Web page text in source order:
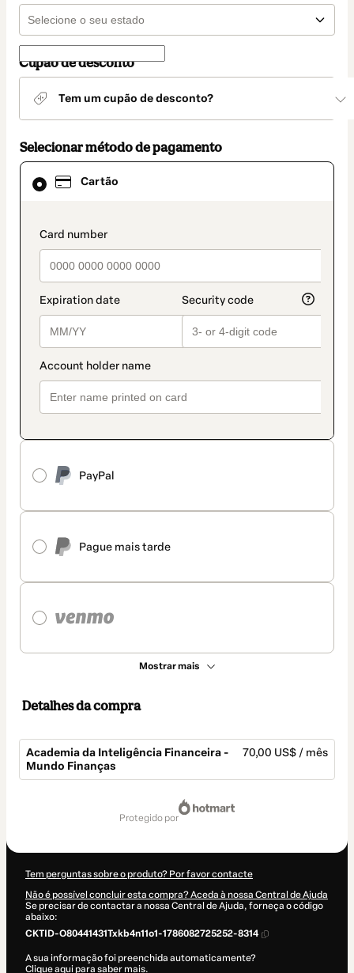
Cupão de desconto
Tem um cupão de desconto?
Selecionar método de pagamento
Cartão
payment_data.section_title_v2
PayPal
Pague mais tarde
Mostrar mais
Cartão
selecionado
Detalhes da compra
Academia da Inteligência Financeira -
Mundo Finanças
70,00 US$ / mês
protegido por
Tem perguntas sobre o produto? Por favor contacte
Não é possível concluir esta compra? Aceda à nossa Central de Ajuda
Se precisar de contactar a nossa Central de Ajuda, forneça o código
abaixo:
CKTID-O80441431Txkb4n11o1-1786082725252-8314
A sua informação foi preenchida automaticamente?
Clique aqui para saber mais.